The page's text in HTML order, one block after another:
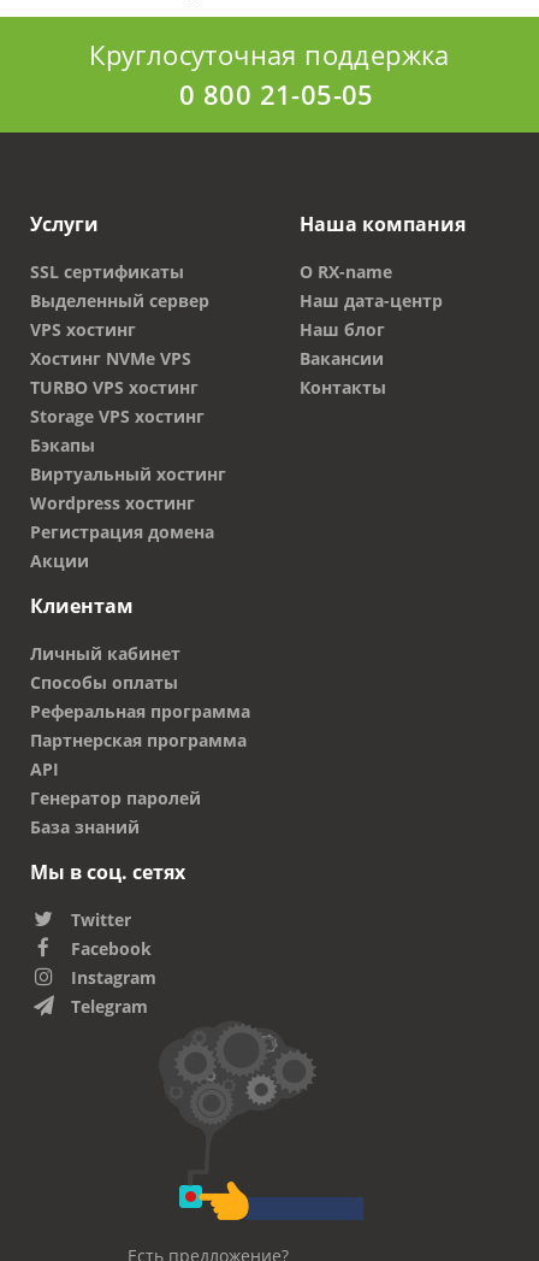
Круглосуточная поддержка
0 800 21-05-05
Услуги
SSL сертификаты
Выделенный сервер
VPS хостинг
Хостинг NVMe VPS
TURBO VPS хостинг
Storage VPS хостинг
Бэкапы
Виртуальный хостинг
Wordpress хостинг
Регистрация домена
Акции
Наша компания
О RX-name
Наш дата-центр
Наш блог
Вакансии
Контакты
Клиентам
Личный кабинет
Способы оплаты
Реферальная программа
Партнерская программа
API
Генератор паролей
База знаний
Мы в соц. сетях
Twitter
Facebook
Instagram
Telegram
Есть предложение?